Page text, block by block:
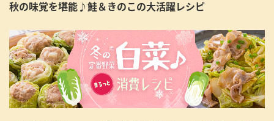
秋の味覚を堪能♪鮭＆きのこの大活躍レシピ